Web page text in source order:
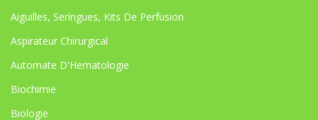
Aiguilles, Seringues, Kits De Perfusion
Aspirateur Chirurgical
Automate D'Hematologie
Biochimie
Biologie